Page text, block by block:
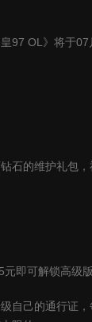
97 OL 》将于07
石的维护礼包，
元即可解锁高级
自己的通行证